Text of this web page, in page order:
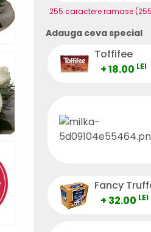
255 caractere ramase
Adauga ceva special
Toffifee
+ 18.00 LEI
Fancy
+ 32.00 LEI